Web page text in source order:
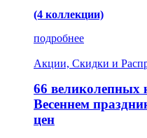
(4 коллекции)
подробнее
Акции, Скидки и
66 великолепных
Весеннем
цен